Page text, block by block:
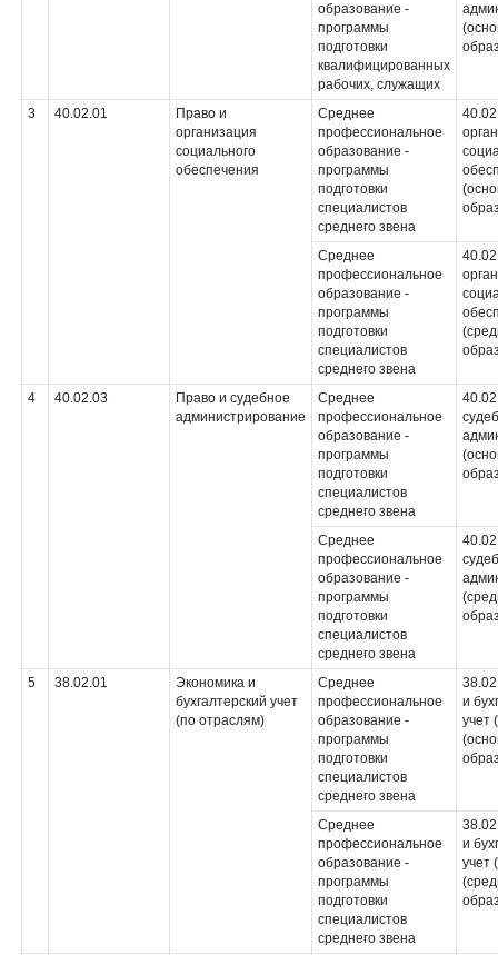
образование -
программы
подготовки
квалифицированных
рабочих, служащих
3 40.02.01
Право и
организация
социального
обеспечения
Среднее
профессиональное
образование -
программы
подготовки
специалистов
среднего звена
Среднее
профессиональное
образование -
программы
подготовки
специалистов
среднего звена
4 40.02.03
Право и судебное
администрирование
Среднее
профессиональное
образование -
программы
подготовки
специалистов
среднего звена
Среднее
профессиональное
образование -
программы
подготовки
специалистов
среднего звена
5 38.02.01
Экономика и
бухгалтерский учет
(по отраслям)
Среднее
профессиональное
образование -
программы
подготовки
специалистов
среднего звена
и
учет
Среднее
профессиональное
образование -
программы
подготовки
специалистов
среднего звена
и
учет